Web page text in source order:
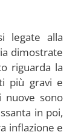
legate alla
dimostrate
riguarda la
più gravi e
nuove sono
in poi,
inflazione e